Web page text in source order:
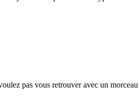
pas vous retrouver avec un